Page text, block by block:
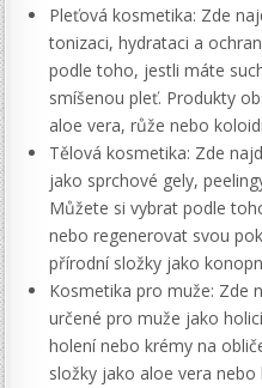
Pleťová kosmetika: Zde
tonizaci, hydrataci a
podle toho, jestli máte
smíšenou pleť. Produkty
aloe vera, růže nebo
Tělová kosmetika: Zde
jako sprchové gely,
Můžete si vybrat podle
nebo regenerovat svou
přírodní složky jako
Kosmetika pro muže: Zde
určené pro muže jako
holení nebo krémy na
složky jako aloe vera nebo